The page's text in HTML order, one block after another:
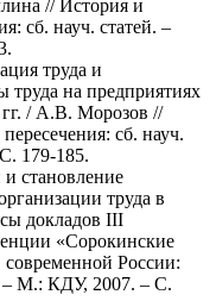
// История и
сб. науч. статей. –
труда и
труда на предприятиях
гг. / А.В. Морозов //
сб. науч.
179-185.
становление
труда в
докладов III
«Сорокинские
России:
– М.: КДУ, 2007. – С.